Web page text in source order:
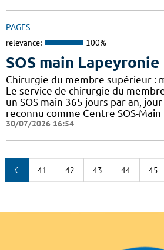
PAGES
relevance: 100%
SOS main Lapeyronie
Chirurgie du membre supérieur :
Le service de chirurgie du
un SOS main 365 jours par an,
reconnu comme Centre SOS-
30/07/2026 16:54
41 42 43 44 45